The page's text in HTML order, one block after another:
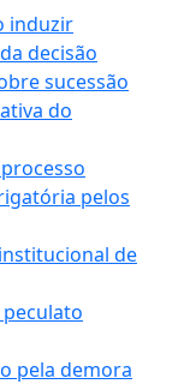
induzir
decisão
sucessão
do
pelos
de
pela demora